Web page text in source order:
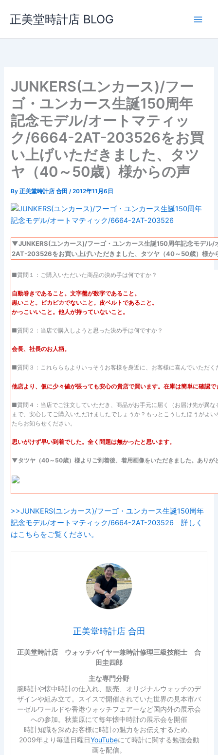
ス
正美堂時計店 BLOG
JUNKERS(ユンカース)/フー
ゴ・ユンカース生誕150周年
記念モデル/オートマティッ
ク/6664-2AT-203526をお買
い上げいただきました、タツ
ヤ（40～50歳）様からの声
By正美堂時計店 合田/2012年11月6日
▼JUNKERS(ユンカース)/フーゴ・ユンカース生誕150周年記念モデ
2AT-203526をお買い上げいただきました、タツヤ（40～50歳）様か
■質問１：ご購入いただいた商品の決め手は何ですか？
自動巻きであること。文字盤が数字であること。
黒いこと。ピカピカでないこと。皮ベルトであること。
かっこいいこと。他人が持っていないこと。
■質問２：当店で購入しようと思った決め手は何ですか？
会長、社長のお人柄。
■質問３：これららもよりいっそうお客様を身近に、お客様に喜んでいただ
他店より、仮に少々値が張っても安心の貴店で買います。在庫は簡単に確認
■質問４：当店でご注文していただき、商品がお手元に届く（お届け先が異
まで、安心してご購入いただけましたでしょうか？もっとこうしたほうがよ
たらお知らせください。
思いがけず早い到着でした。全く問題は無かったと思います。
▼タツヤ（40～50歳）様よりご到着後、着用画像をいただきました。あり
>>JUNKERS(ユンカース)/フーゴ・ユンカース生誕150周年
記念モデル/オートマティック/6664-2AT-203526 詳しく
はこちらをご覧ください。
正美堂時計店 合田
正美堂時計店 ウォッチバイヤー兼時計修理三級技能士 合
田圭四郎
主な専門分野
腕時計や懐中時計の仕入れ、販売、オリジナルウォッチのデ
ザインや組み立て。スイスで開催されていた世界の見本市バ
ーゼルワールドや香港ウォッチフェアーなど国内外の展示会
への参加。秋葉原にて毎年懐中時計の展示会を開催
時計知識を深めお客様に時計の魅力をお伝えするため、
2009年より毎週日曜日YouTubeにて時計に関する勉強会動
画を配信。